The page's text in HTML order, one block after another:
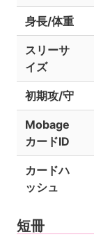
身長/体重
スリーサ
イズ
初期攻/守
Mobage
カードID
カードハ
ッシュ
短冊